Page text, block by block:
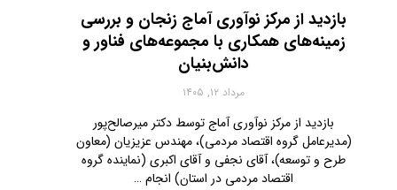
بازدید از مرکز نوآوری آماج زنجان و بررسی
زمینه‌های همکاری با مجموعه‌های فناور و
دانش‌بنیان
مرداد ۱۲, ۱۴۰۵
بازدید از مرکز نوآوری آماج توسط دکتر میرصالح‌پور
(مدیرعامل گروه اقتصاد مردمی)، مهندس عزیزیان (معاون
طرح و توسعه)، آقای نجفی‌ و آقای اکبری (نماینده گروه
اقتصاد مردمی در استان) انجام …